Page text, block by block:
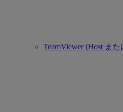
TeamViewer (Host ま